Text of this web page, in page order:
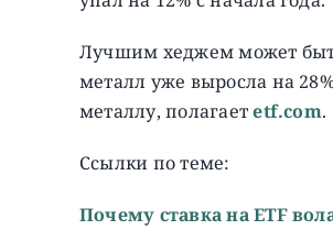
Лучшим хеджем может
металл уже выросла на
металлу, полагаетetf.com.
Ссылки по теме:
Почему ставка на ETF